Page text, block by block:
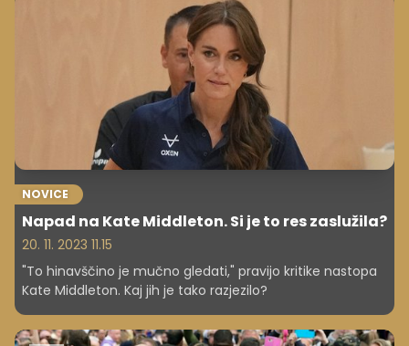
NOVICE
Napad na Kate Middleton. Si je to res zaslužila?
20. 11. 2023 11.15
"To hinavščino je mučno gledati," pravijo kritike nastopa
Kate Middleton. Kaj jih je tako razjezilo?